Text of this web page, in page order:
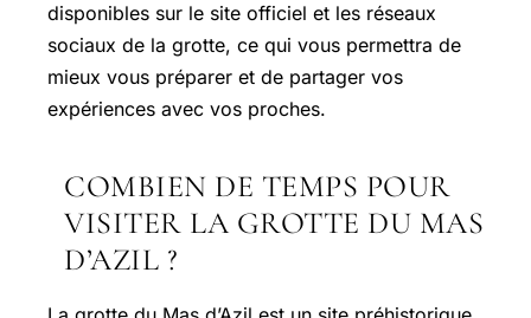
disponibles sur le site officiel et les réseaux
sociaux de la grotte, ce qui vous permettra de
mieux vous préparer et de partager vos
expériences avec vos proches.
COMBIEN DE TEMPS POUR
VISITER LA GROTTE DU MAS
D’AZIL ?